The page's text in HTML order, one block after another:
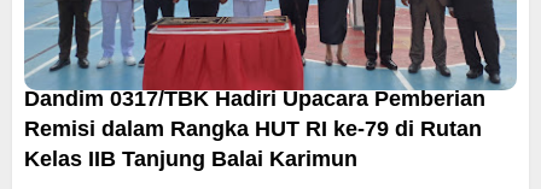
Dandim 0317/TBK Hadiri Upacara Pemberian
Remisi dalam Rangka HUT RI ke-79 di Rutan
Kelas IIB Tanjung Balai Karimun